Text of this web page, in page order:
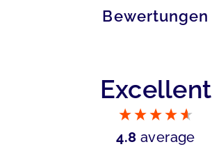
Bewertungen
Excellent
4.8 average